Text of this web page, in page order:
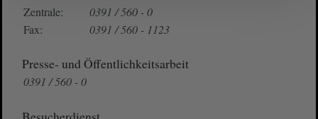
Zentrale:
0391 / 560 - 0
Fax:
0391 / 560 - 1123
Presse- und Öffentlichkeitsarbeit
0391 / 560 - 0